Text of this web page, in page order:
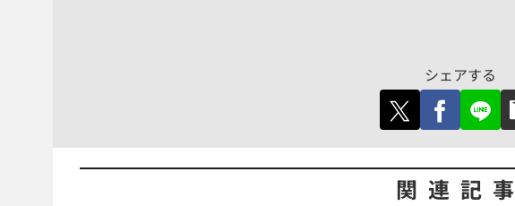
シェアする
関連記事